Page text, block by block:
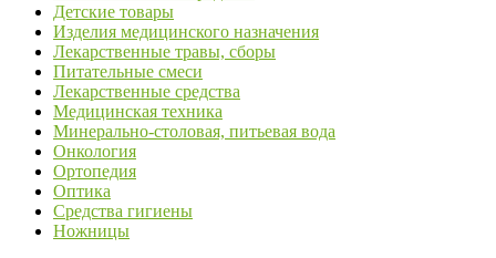
Детские товары
Изделия медицинского назначения
Лекарственные травы, сборы
Питательные смеси
Лекарственные средства
Медицинская техника
Минерально-столовая, питьевая вода
Онкология
Ортопедия
Оптика
Средства гигиены
Ножницы